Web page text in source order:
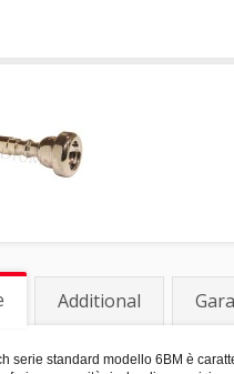
Additional
serie standard modello 6BM è